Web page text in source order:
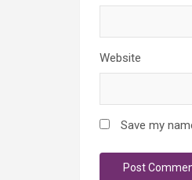
Website
Save my